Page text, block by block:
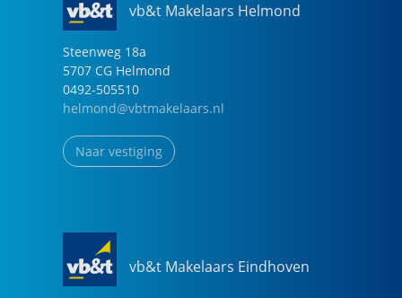
vb&t Makelaars Helmond
Steenweg 18a
5707 CG Helmond
0492-505510
helmond@vbtmakelaars.nl
Naar vestiging
vb&t Makelaars Eindhoven